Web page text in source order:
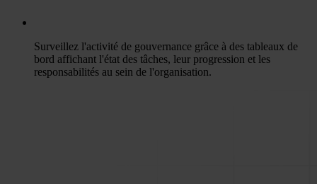
Surveillez l'activité de gouvernance grâce à des tableaux de
bord affichant l'état des tâches, leur progression et les
responsabilités au sein de l'organisation.